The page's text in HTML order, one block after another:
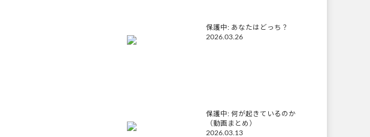
保護中: あなたはどっち？
2026.03.26
保護中: 何が起きているのか
（動画まとめ）
2026.03.13